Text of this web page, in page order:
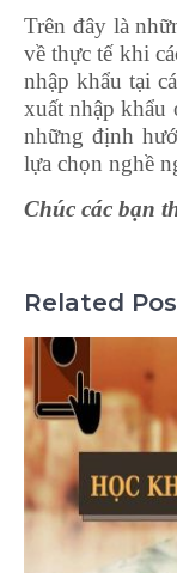
Trên đây là
về thực tế khi
nhập khẩu tại
xuất nhập khẩu
những định
lựa chọn nghề
Chúc các bạn
Related